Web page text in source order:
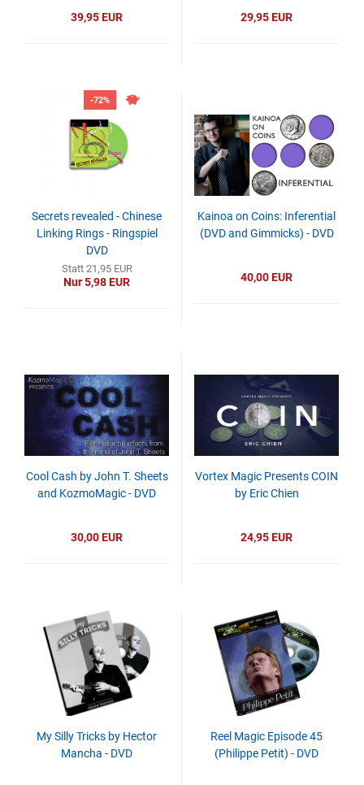
39,95 EUR 29,95 EUR
-72%
Secrets revealed - Chinese
Linking Rings - Ringspiel
DVD
Statt 21,95 EUR
Nur 5,98 EUR
Kainoa on Coins: Inferential
(DVD and Gimmicks) - DVD
40,00 EUR
Cool Cash by John T. Sheets
and KozmoMagic - DVD
30,00 EUR
Vortex Magic Presents COIN
by Eric Chien
24,95 EUR
My Silly Tricks by Hector
Mancha - DVD
Reel Magic Episode 45
(Philippe Petit) - DVD